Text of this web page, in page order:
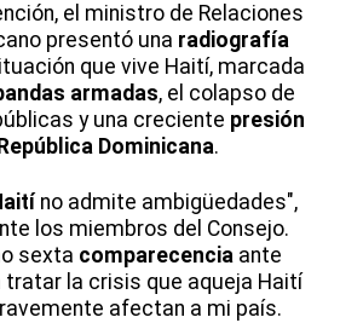
el ministro de Relaciones
presentó una radiografía
que vive Haití, marcada
armadas, el colapso de
y una creciente presión
República Dominicana.
no admite ambigüedades",
los miembros del Consejo.
sexta comparecencia ante
la crisis que aqueja Haití
afectan a mi país.